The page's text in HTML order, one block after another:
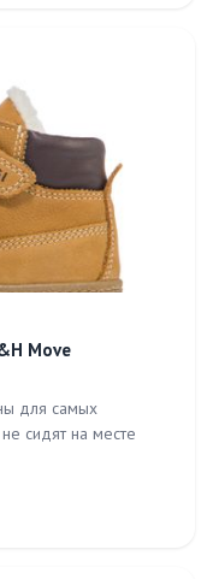
Move
для самых
сидят на месте